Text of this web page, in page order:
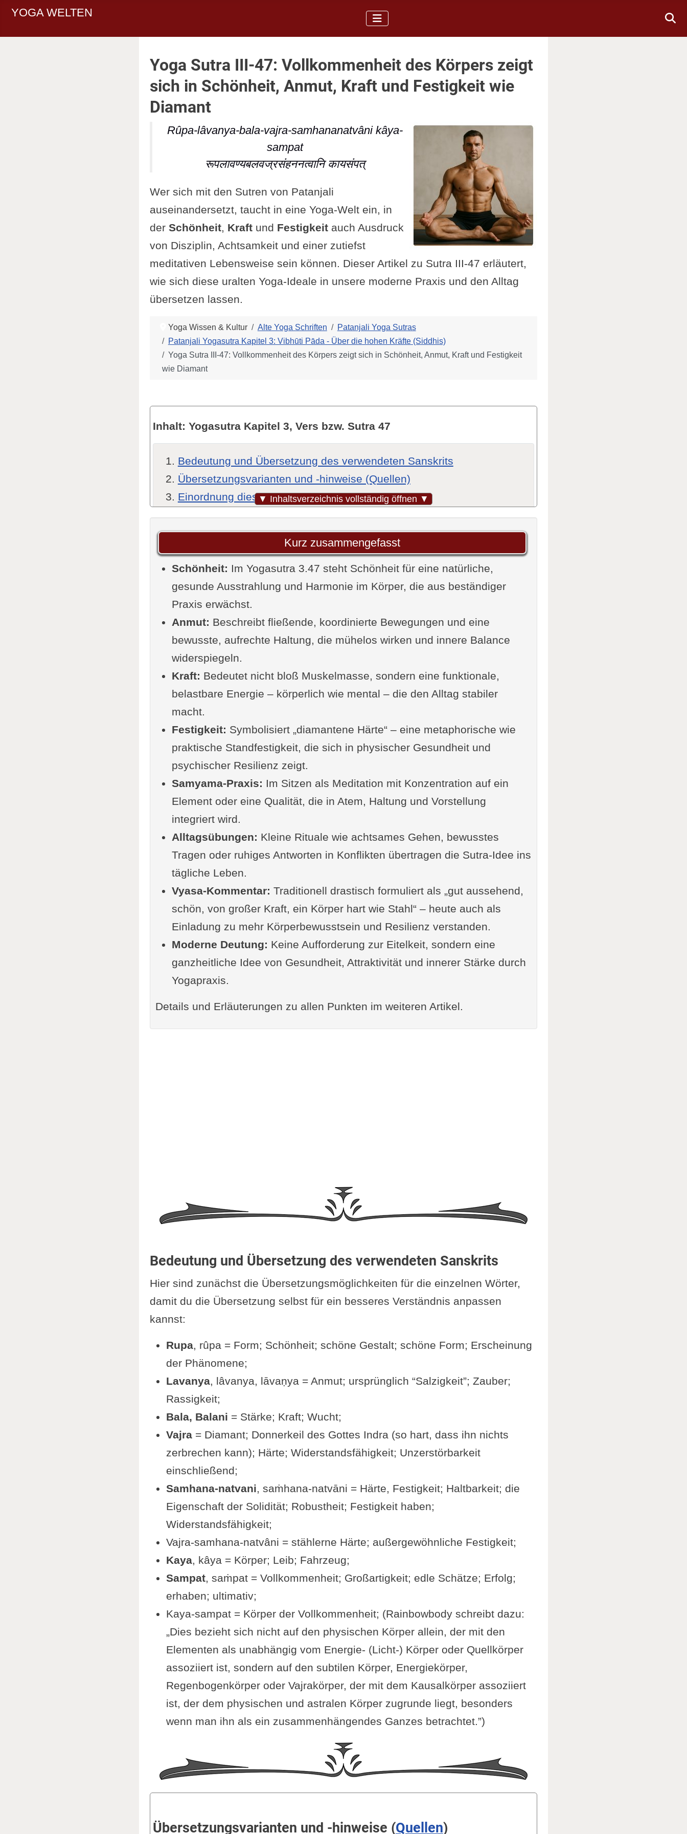
YOGA WELTEN
Yoga Sutra III-47: Vollkommenheit des Körpers zeigt
sich in Schönheit, Anmut, Kraft und Festigkeit wie
Diamant
Rûpa-lâvanya-bala-vajra-samhananatvâni kâya-
sampat
रूपलावण्यबलवज्रसंहननत्वानि कायसंपत्
Wer sich mit den Sutren von Patanjali
auseinandersetzt, taucht in eine Yoga-Welt ein, in
der Schönheit, Kraftund Festigkeitauch Ausdruck
von Disziplin, Achtsamkeit und einer zutiefst
meditativen Lebensweise sein können. Dieser Artikel zu Sutra III-47 erläutert,
wie sich diese uralten Yoga-Ideale in unsere moderne Praxis und den Alltag
übersetzen lassen.
Yoga Wissen & Kultur Alte Yoga Schriften
Patanjali Yoga Sutras
Patanjali Yogasutra Kapitel 3: Vibhūti Pāda - Über die hohen Kräfte (Siddhis)
Yoga Sutra III-47: Vollkommenheit des Körpers zeigt sich in Schönheit, Anmut, Kraft und Festigkeit
wie Diamant
▼ Inhaltsverzeichnis vollständig öffnen ▼
Inhalt: Yogasutra Kapitel 3, Vers bzw. Sutra 47
Bedeutung und Übersetzung des verwendeten Sanskrits
Übersetzungsvarianten und -hinweise (Quellen)
Einordnung dieser Sutra im Yogasutra
Siddhi: Vollkommenheit des Körpers
Bedeutung der Schlüsselbegriffe
Klassische Interpretationen
Moderne Perspektive und Praxiserfahrung
Übungen: Wie genau vorgehen, um zum vollkommenen Körper zu
gelangen?
Vorschlag für eine Samyama-Praxis
Sutra 3.47 im Alltag üben
Pragmatische Mini-Rituale
Kommentar von Vyasa zu Sutra 3.47
Siehe auch folgende Sutras
Ergänzungen und Fragen von dir zur Sutra
Interessante oder humorvolle Fakten zur Sutra
Videos zu Sutra III-47
Beliebt & gut bewertet: Bücher zum Yogasutra
Alte Schriften auf Yoga-Welten.de
Kurz zusammengefasst
Schönheit: Im Yogasutra 3.47 steht Schönheit für eine natürliche,
gesunde Ausstrahlung und Harmonie im Körper, die aus beständiger
Praxis erwächst.
Anmut: Beschreibt fließende, koordinierte Bewegungen und eine
bewusste, aufrechte Haltung, die mühelos wirken und innere Balance
widerspiegeln.
Kraft: Bedeutet nicht bloß Muskelmasse, sondern eine funktionale,
belastbare Energie – körperlich wie mental – die den Alltag stabiler
macht.
Festigkeit: Symbolisiert „diamantene Härte“ – eine metaphorische wie
praktische Standfestigkeit, die sich in physischer Gesundheit und
psychischer Resilienz zeigt.
Samyama-Praxis: Im Sitzen als Meditation mit Konzentration auf ein
Element oder eine Qualität, die in Atem, Haltung und Vorstellung
integriert wird.
Alltagsübungen: Kleine Rituale wie achtsames Gehen, bewusstes
Tragen oder ruhiges Antworten in Konflikten übertragen die Sutra-Idee ins
tägliche Leben.
Vyasa-Kommentar: Traditionell drastisch formuliert als „gut aussehend,
schön, von großer Kraft, ein Körper hart wie Stahl“ – heute auch als
Einladung zu mehr Körperbewusstsein und Resilienz verstanden.
Moderne Deutung: Keine Aufforderung zur Eitelkeit, sondern eine
ganzheitliche Idee von Gesundheit, Attraktivität und innerer Stärke durch
Yogapraxis.
Details und Erläuterungen zu allen Punkten im weiteren Artikel.
Bedeutung und Übersetzung des verwendeten Sanskrits
Hier sind zunächst die Übersetzungsmöglichkeiten für die einzelnen Wörter,
damit du die Übersetzung selbst für ein besseres Verständnis anpassen
kannst:
Rupa, rûpa = Form; Schönheit; schöne Gestalt; schöne Form; Erscheinung
der Phänomene;
Lavanya, lâvanya, lāvaṇya = Anmut; ursprünglich “Salzigkeit”; Zauber;
Rassigkeit;
Bala, Balani = Stärke; Kraft; Wucht;
Vajra= Diamant; Donnerkeil des Gottes Indra (so hart, dass ihn nichts
zerbrechen kann); Härte; Widerstandsfähigkeit; Unzerstörbarkeit
einschließend;
Samhana-natvani, saṁhana-natvāni = Härte, Festigkeit; Haltbarkeit; die
Eigenschaft der Solidität; Robustheit; Festigkeit haben;
Widerstandsfähigkeit;
Vajra-samhana-natvâni = stählerne Härte; außergewöhnliche Festigkeit;
Kaya, kâya = Körper; Leib; Fahrzeug;
Sampat, saṁpat = Vollkommenheit; Großartigkeit; edle Schätze; Erfolg;
erhaben; ultimativ;
Kaya-sampat = Körper der Vollkommenheit; (Rainbowbody schreibt dazu:
„Dies bezieht sich nicht auf den physischen Körper allein, der mit den
Elementen als unabhängig vom Energie- (Licht-) Körper oder Quellkörper
assoziiert ist, sondern auf den subtilen Körper, Energiekörper,
Regenbogenkörper oder Vajrakörper, der mit dem Kausalkörper assoziiert
ist, der dem physischen und astralen Körper zugrunde liegt, besonders
wenn man ihn als ein zusammenhängendes Ganzes betrachtet.”)
Übersetzungsvarianten und -hinweise (Quellen)